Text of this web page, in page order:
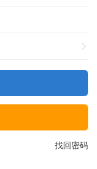
找回密码